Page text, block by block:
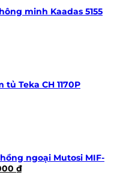
minh Kaadas 5155
Teka CH 1170P
ngoại Mutosi MIF-
₫Giá